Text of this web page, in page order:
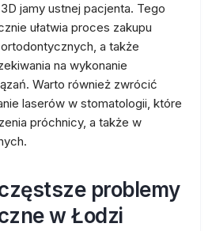
jamy ustnej pacjenta. Tego
ułatwia proces zakupu
a także
na wykonanie
Warto również zwrócić
laserów w stomatologii, które
próchnicy, a także w
problemy
w Łodzi